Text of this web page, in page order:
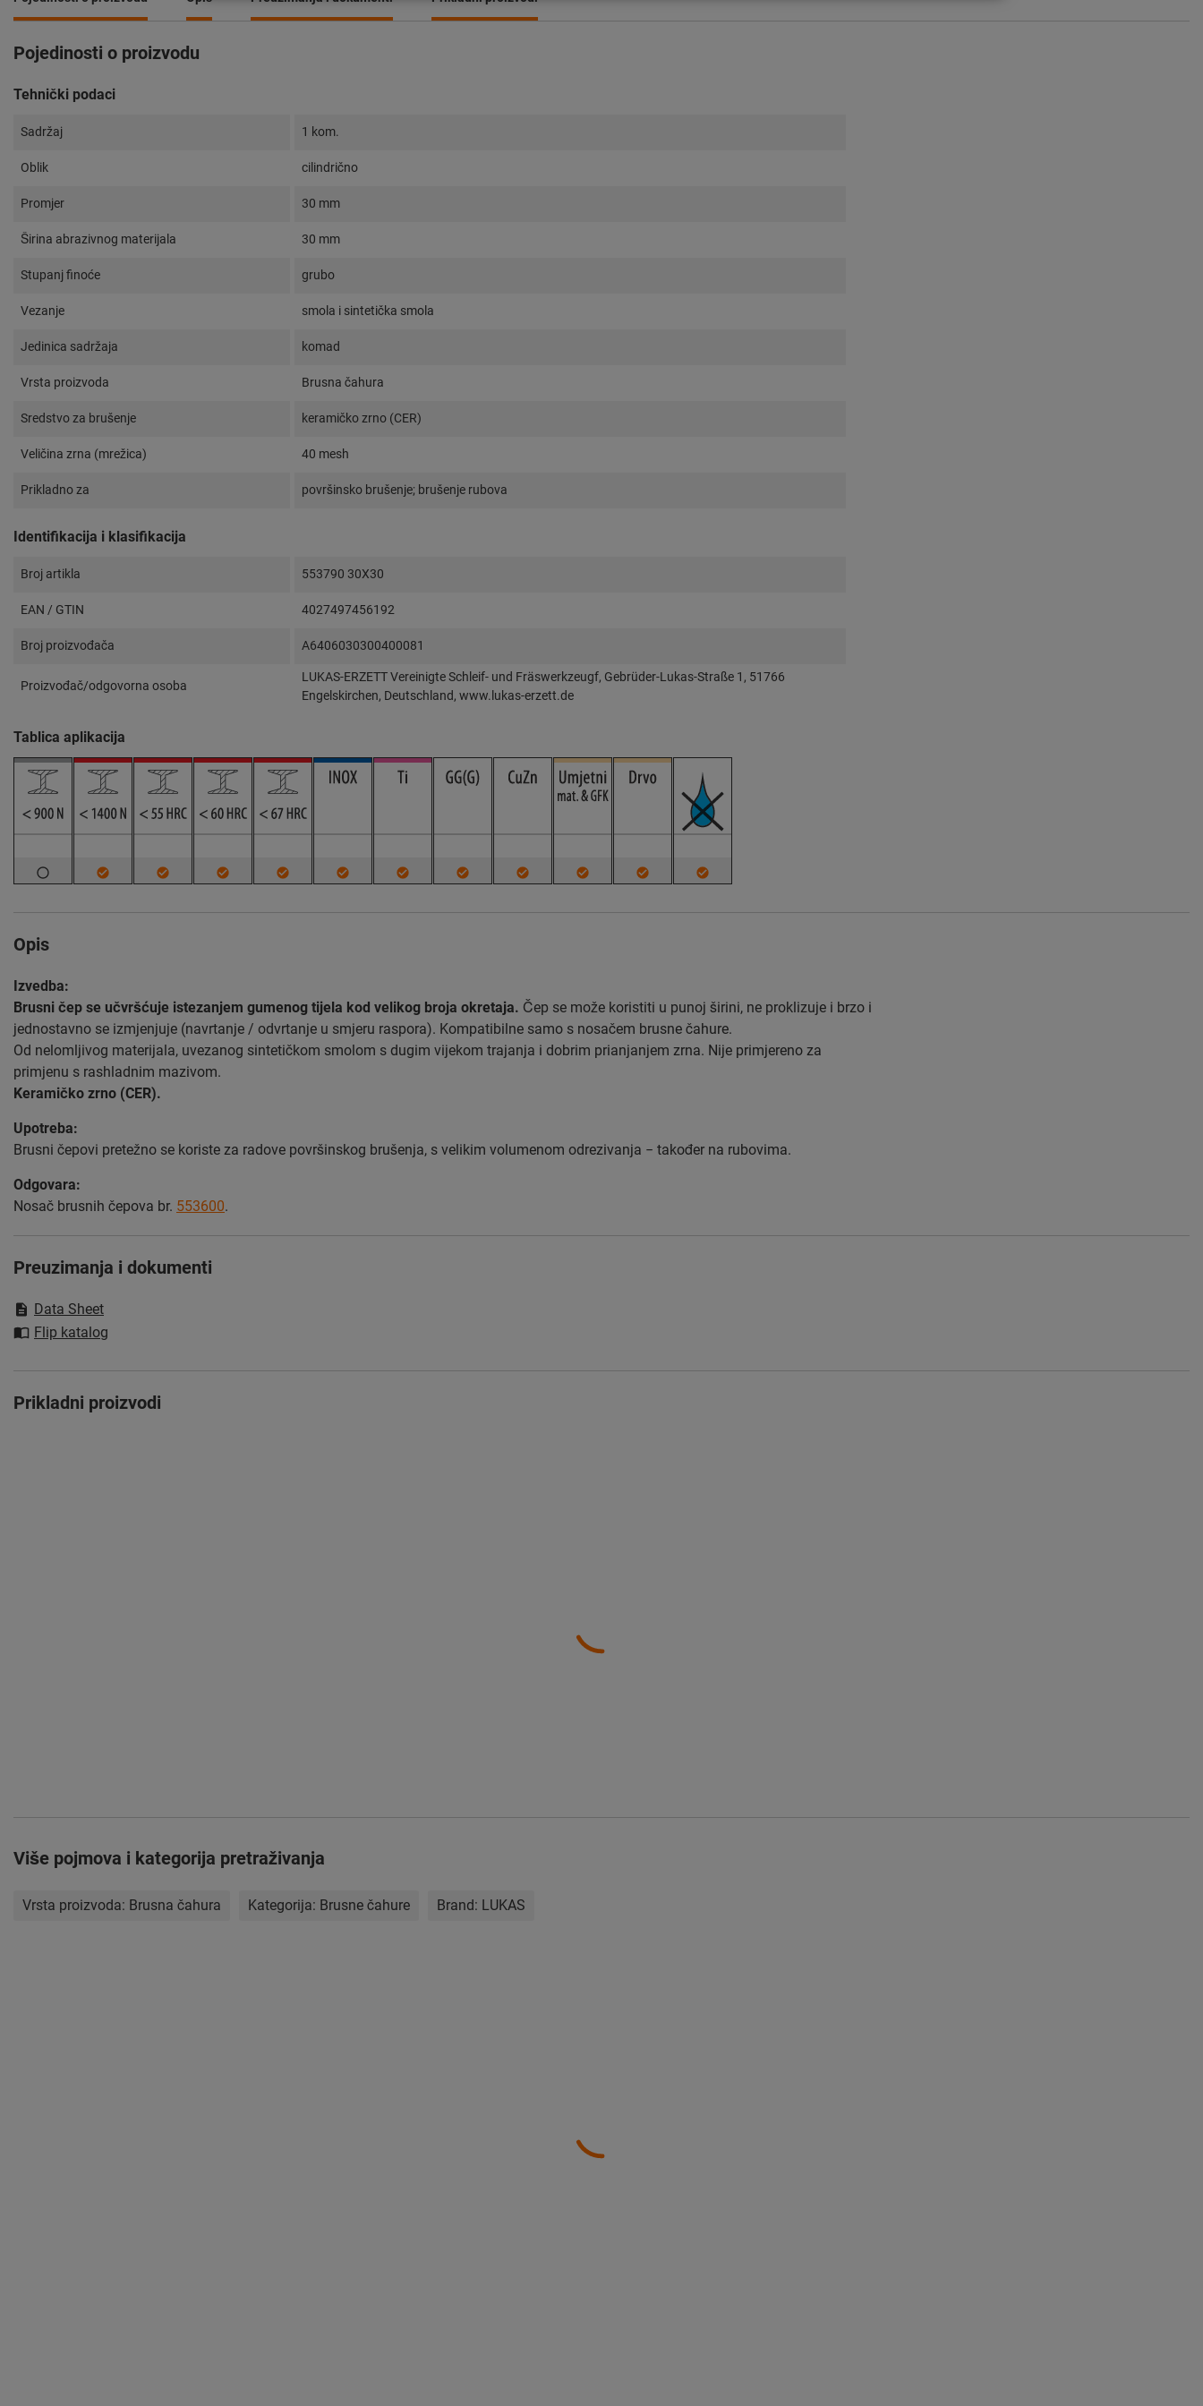
Pojedinosti o proizvodu
Tehnički podaci
Sadržaj 1 kom.
Oblik cilindrično
Promjer 30 mm
Širina abrazivnog materijala 30 mm
Stupanj finoće grubo
Vezanje smola i sintetička smola
Jedinica sadržaja komad
Vrsta proizvoda Brusna čahura
Sredstvo za brušenje keramičko zrno (CER)
Veličina zrna (mrežica) 40 mesh
Prikladno za površinsko brušenje; brušenje rubova
Identifikacija i klasifikacija
Broj artikla 553790 30X30
EAN / GTIN 4027497456192
Broj proizvođača A6406030300400081
Proizvođač/odgovorna osoba
LUKAS-ERZETT Vereinigte Schleif- und Fräswerkzeugf, Gebrüder-Lukas-Straße 1, 51766
Engelskirchen, Deutschland, www.lukas-erzett.de
Tablica aplikacija
Opis
Izvedba:
Brusni čep se učvršćuje istezanjem gumenog tijela kod velikog broja okretaja. Čep se može koristiti u punoj širini, ne proklizuje i brzo i
jednostavno se izmjenjuje (navrtanje / odvrtanje u smjeru raspora). Kompatibilne samo s nosačem brusne čahure.
Od nelomljivog materijala, uvezanog sintetičkom smolom s dugim vijekom trajanja i dobrim prianjanjem zrna. Nije primjereno za
primjenu s rashladnim mazivom.
Keramičko zrno (CER).
Upotreba:
Brusni čepovi pretežno se koriste za radove površinskog brušenja, s velikim volumenom odrezivanja − također na rubovima.
Odgovara:
Nosač brusnih čepova br. 553600.
Preuzimanja i dokumenti
Data Sheet
Flip katalog
Prikladni proizvodi
Više pojmova i kategorija pretraživanja
Vrsta proizvoda: Brusna čahura Kategorija: Brusne čahure Brand: LUKAS